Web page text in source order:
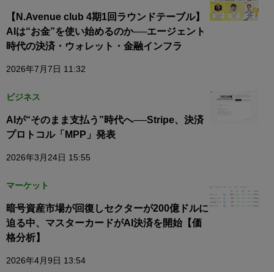
【N.Avenue club 4期1回ラウンドテーブル】
AIは“お金”を使い始めるのか──エージェント
時代の決済・ウォレット・金融インフラ
2026年7月7日 11:32
ビジネス
AIが“そのまま支払う”時代へ──Stripe、決済
プロトコル「MPP」発表
2026年3月24日 15:55
マーケット
暗号資産市場が回復しセクターが200億ドルに
迫る中、マスターカードがAI決済を開始【価
格分析】
2026年4月9日 13:54